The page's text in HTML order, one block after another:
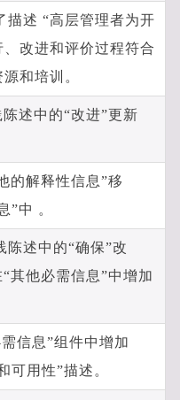
描述 “高层管理者为开
改进和评价过程符合
和培训。
述中的“改进”更新
的解释性信息”移
”中 。
陈述中的“确保”改
其他必需信息”中增加
信息”组件中增加
可用性”描述。